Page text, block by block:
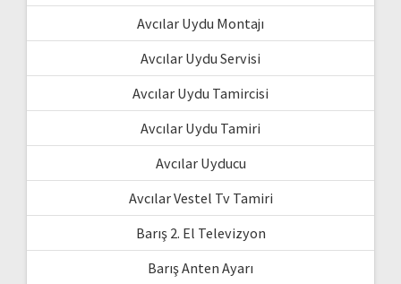
Avcılar Uydu Montajı
Avcılar Uydu Servisi
Avcılar Uydu Tamircisi
Avcılar Uydu Tamiri
Avcılar Uyducu
Avcılar Vestel Tv Tamiri
Barış 2. El Televizyon
Barış Anten Ayarı